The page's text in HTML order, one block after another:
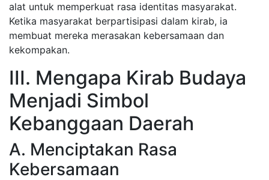
alat untuk memperkuat rasa identitas masyarakat.
Ketika masyarakat berpartisipasi dalam kirab, ia
membuat mereka merasakan kebersamaan dan
kekompakan.
III. Mengapa Kirab Budaya
Menjadi Simbol
Kebanggaan Daerah
A. Menciptakan Rasa
Kebersamaan